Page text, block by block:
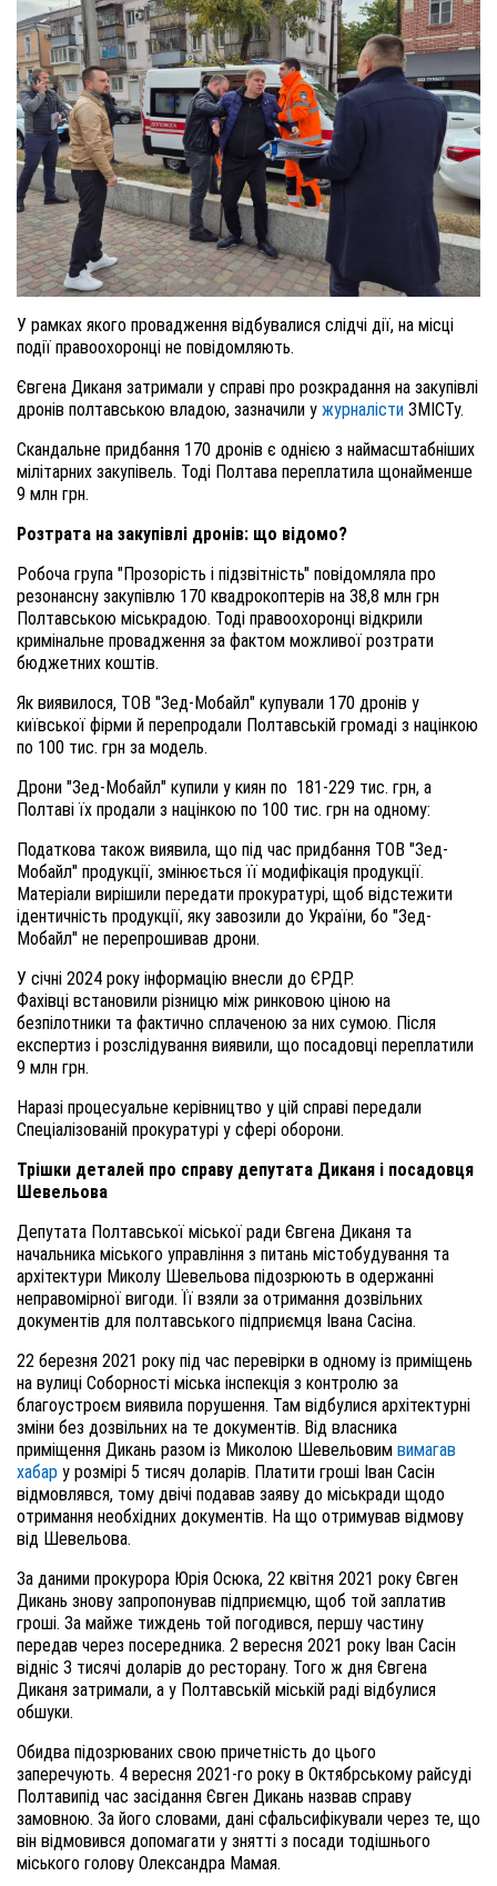
У рамках якого провадження відбувалися слідчі дії, на місці
події правоохоронці не повідомляють.
Євгена Диканя затримали у справі про розкрадання на закупівлі
дронів полтавською владою, зазначили у журналісти ЗМІСТу.
Скандальне придбання 170 дронів є однією з наймасштабніших
мілітарних закупівель. Тоді Полтава переплатила щонайменше
9 млн грн.
Розтрата на закупівлі дронів: що відомо?
Робоча група "Прозорість і підзвітність" повідомляла про
резонансну закупівлю 170 квадрокоптерів на 38,8 млн грн
Полтавською міськрадою. Тоді правоохоронці відкрили
кримінальне провадження за фактом можливої розтрати
бюджетних коштів.
Як виявилося, ТОВ "Зед-Мобайл" купували 170 дронів у
київської фірми й перепродали Полтавській громаді з націнкою
по 100 тис. грн за модель.
Дрони "Зед-Мобайл" купили у киян по 181-229 тис. грн, а
Полтаві їх продали з націнкою по 100 тис. грн на одному:
Податкова також виявила, що під час придбання ТОВ "Зед-
Мобайл" продукції, змінюється її модифікація продукції.
Матеріали вирішили передати прокуратурі, щоб відстежити
ідентичність продукції, яку завозили до України, бо "Зед-
Мобайл" не перепрошивав дрони.
У січні 2024 року інформацію внесли до ЄРДР.
Фахівці встановили різницю між ринковою ціною на
безпілотники та фактично сплаченою за них сумою. Після
експертиз і розслідування виявили, що посадовці переплатили
9 млн грн.
Наразі процесуальне керівництво у цій справі передали
Спеціалізованій прокуратурі у сфері оборони.
Трішки деталей про справу депутата Диканя і посадовця
Шевельова
Депутата Полтавської міської ради Євгена Диканя та
начальника міського управління з питань містобудування та
архітектури Миколу Шевельова підозрюють в одержанні
неправомірної вигоди. Її взяли за отримання дозвільних
документів для полтавського підприємця Івана Сасіна.
22 березня 2021 року під час перевірки в одному із приміщень
на вулиці Соборності міська інспекція з контролю за
благоустроєм виявила порушення. Там відбулися архітектурні
зміни без дозвільних на те документів. Від власника
приміщення Дикань разом із Миколою Шевельовим вимагав
хабар у розмірі 5 тисяч доларів. Платити гроші Іван Сасін
відмовлявся, тому двічі подавав заяву до міськради щодо
отримання необхідних документів. На що отримував відмову
від Шевельова.
За даними прокурора Юрія Осюка, 22 квітня 2021 року Євген
Дикань знову запропонував підприємцю, щоб той заплатив
гроші. За майже тиждень той погодився, першу частину
передав через посередника. 2 вересня 2021 року Іван Сасін
відніс 3 тисячі доларів до ресторану. Того ж дня Євгена
Диканя затримали, а у Полтавській міській раді відбулися
обшуки.
Обидва підозрюваних свою причетність до цього
заперечують. 4 вересня 2021-го року в Октябрському райсуді
Полтавипід час засідання Євген Дикань назвав справу
замовною. За його словами, дані сфальсифікували через те, що
він відмовився допомагати у знятті з посади тодішнього
міського голову Олександра Мамая.